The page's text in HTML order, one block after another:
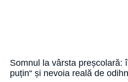
Somnul la vârsta preșcolară:
puțin“ și nevoia reală de